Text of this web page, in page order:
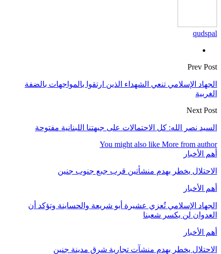
qudspal
Prev Post
الجهاد الإسلامي تنعي الشهداء الذين ارتقوا بالمواجهات بالضفة
الغربية
Next Post
السيد نصر الله: كل الاحتمالات على جبهتنا اللبنانية مفتوحة
You might also like More from author
أهم الأخبار
الاحتلال يخطر بهدم منشأتين قرب جبع جنوب جنين
أهم الأخبار
الجهاد الإسلامي تُعزي عشيرة أبو شريعة والحساينة وتؤكد أن
العدوان لن يكسر شعبنا
أهم الأخبار
الاحتلال يخطر بهدم منشآت تجارية شرق مدينة جنين